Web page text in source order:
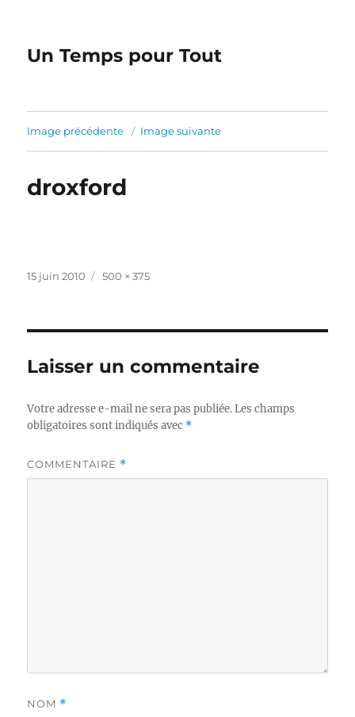
Un Temps pour Tout
Image précédente Image suivante
droxford
Publié
15 juin 2010
Taille
500 × 375
Laisser un commentaire
Votre adresse e-mail ne sera pas publiée. Les champs
obligatoires sont indiqués avec *
COMMENTAIRE *
NOM *